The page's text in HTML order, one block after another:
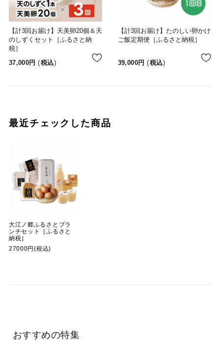
【計3回お届け】天美卵20個＆天
のしずくセット［ふるさと納
税］
37,000
税込
【計3回お届け】たのしい卵かけ
ご飯定期便［ふるさと納税］
39,000 税込
最近チェックした商品
大江ノ郷ふるさとブラ
ンチセット［ふるさと
納税］
27000円(税込)
おすすめの特集